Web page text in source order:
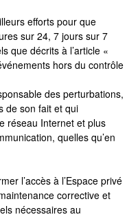
efforts pour que
sur 24, 7 jours sur 7
que décrits à l’article «
hors du contrôle
des perturbations,
de son fait et qui
réseau Internet et plus
quelles qu’en
l’accès à l’Espace privé
corrective et
nécessaires au